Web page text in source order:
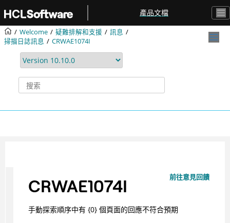
產品文檔
Welcome 疑難排解和支援
訊息
掃描日誌訊息
CRWAE1074I
前往意見回饋
CRWAE1074I
手動探索順序中有 {0} 個頁面的回應不符合預期